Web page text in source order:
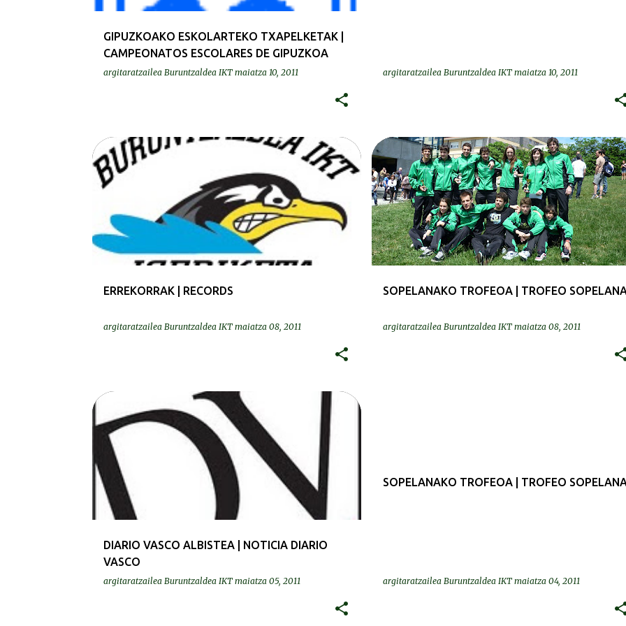
GIPUZKOAKO ESKOLARTEKO TXAPELKETAK |
CAMPEONATOS ESCOLARES DE GIPUZKOA
argitaratzailea Buruntzaldea IKT maiatza 10, 2011 argitaratzailea Buruntzaldea IKT maiatza 10, 2011
ERREKORRAK | RECORDS
argitaratzailea Buruntzaldea IKT maiatza 08, 2011
ERREKORRAK | RECORDS
SOPELANAKO TROFEOA | TROFEO
argitaratzailea Buruntzaldea IKT maiatza 08, 2011
KRONIKAK-CRÓNICAS
DIARIO VASCO ALBISTEA | NOTICIA DIARIO
VASCO
argitaratzailea Buruntzaldea IKT maiatza 05, 2011
PRENTSA | PRENSA
SOPELANAKO TROFEOA | TROFEO
argitaratzailea Buruntzaldea IKT maiatza 04, 2011